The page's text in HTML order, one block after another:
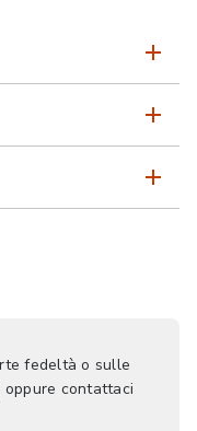
fedeltà o sulle
oppure contattaci